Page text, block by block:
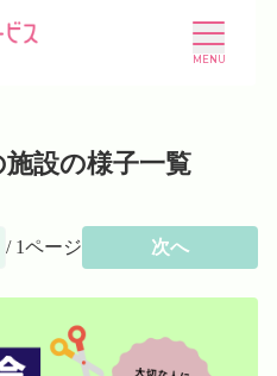
選ばれる理由
ニュース
設の様子一覧
/ 1ページ 次へ